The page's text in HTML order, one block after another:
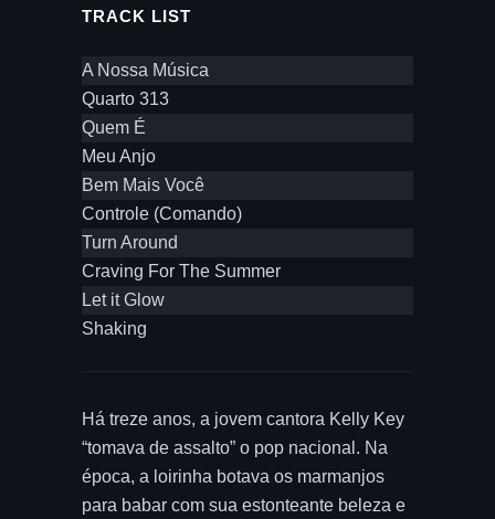
TRACK LIST
A Nossa Música
Quarto 313
Quem É
Meu Anjo
Bem Mais Você
Controle (Comando)
Turn Around
Craving For The Summer
Let it Glow
Shaking
Há treze anos, a jovem cantora Kelly Key
“tomava de assalto” o pop nacional. Na
época, a loirinha botava os marmanjos
para babar com sua estonteante beleza e